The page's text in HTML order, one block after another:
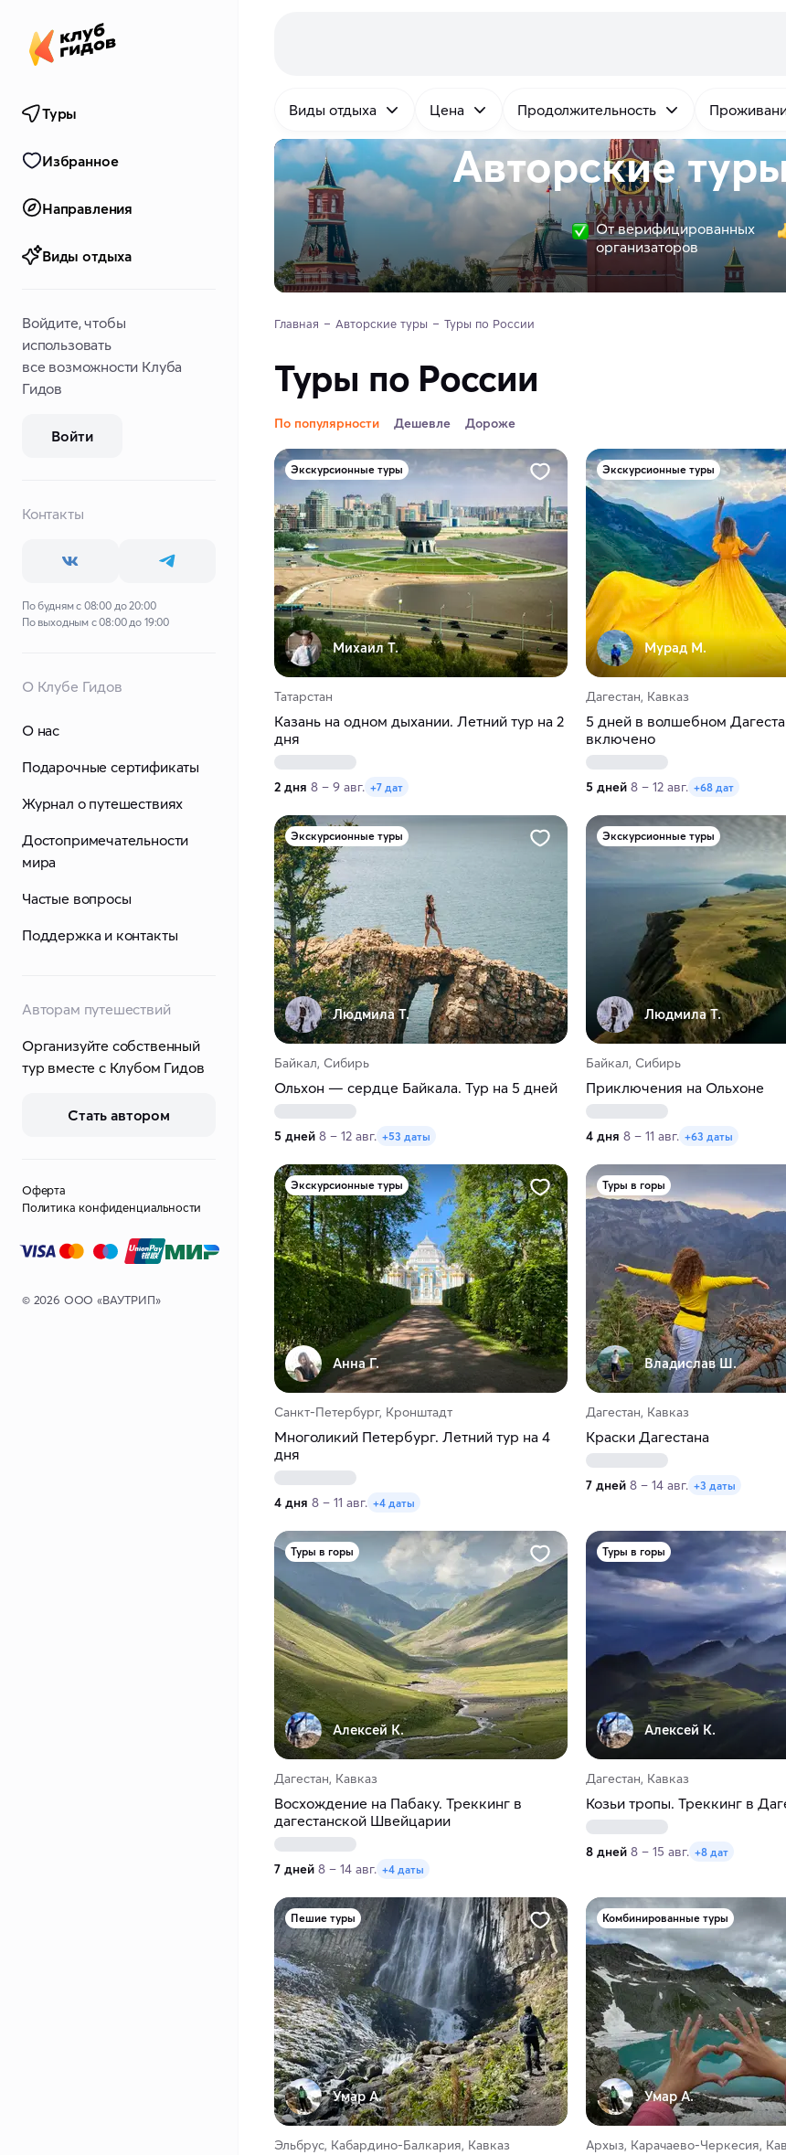
Туры
Избранное
Направления
Виды отдыха
Войдите, чтобы
использовать
все возможности Клуба
Гидов
Войти
Контакты
По будням с 08:00 до 20:00
По выходным с 08:00 до 19:00
О Клубе Гидов
О нас
Подарочные сертификаты
Журнал о путешествиях
Достопримечательности
мира
Частые вопросы
Поддержка и контакты
Авторам путешествий
Организуйте собственный
тур вместе с Клубом Гидов
Стать автором
Оферта
Политика конфиденциальности
© 2026 ООО «ВАУТРИП»
Виды отдыха Цена Продолжительность
Авторские
От верифицированных
организаторов
Главная Авторские туры Туры по России
Туры по России
По популярности Дешевле Дороже
Экскурсионные туры
Михаил Т.
Татарстан
Казань на одном дыхании. Летний тур на 2
дня
2 дня 8 – 9 авг. +7 дат
Экскурсионные туры
Мурад М.
Дагестан, Кавказ
5 дней в волшебном
включено
5 дней 8 – 12 авг. +68 дат
Экскурсионные туры
Людмила Т.
Байкал, Сибирь
Ольхон — сердце Байкала. Тур на 5 дней
5 дней 8 – 12 авг. +53 даты
Экскурсионные туры
Людмила Т.
Байкал, Сибирь
Приключения на Ольхоне
4 дня 8 – 11 авг. +63 даты
Экскурсионные туры
Анна Г.
Санкт-Петербург, Кронштадт
Многоликий Петербург. Летний тур на 4
дня
4 дня 8 – 11 авг. +4 даты
Туры в горы
Владислав Ш.
Дагестан, Кавказ
Краски Дагестана
7 дней 8 – 14 авг. +3 даты
Туры в горы
Алексей К.
Дагестан, Кавказ
Восхождение на Пабаку. Треккинг в
дагестанской Швейцарии
7 дней 8 – 14 авг. +4 даты
Туры в горы
Алексей К.
Дагестан, Кавказ
Козьи тропы. Треккинг в
8 дней 8 – 15 авг. +8 дат
Пешие туры
Умар А.
Эльбрус, Кабардино-Балкария, Кавказ
Комбинированные туры
Умар А.
Архыз, Карачаево-Черкесия,